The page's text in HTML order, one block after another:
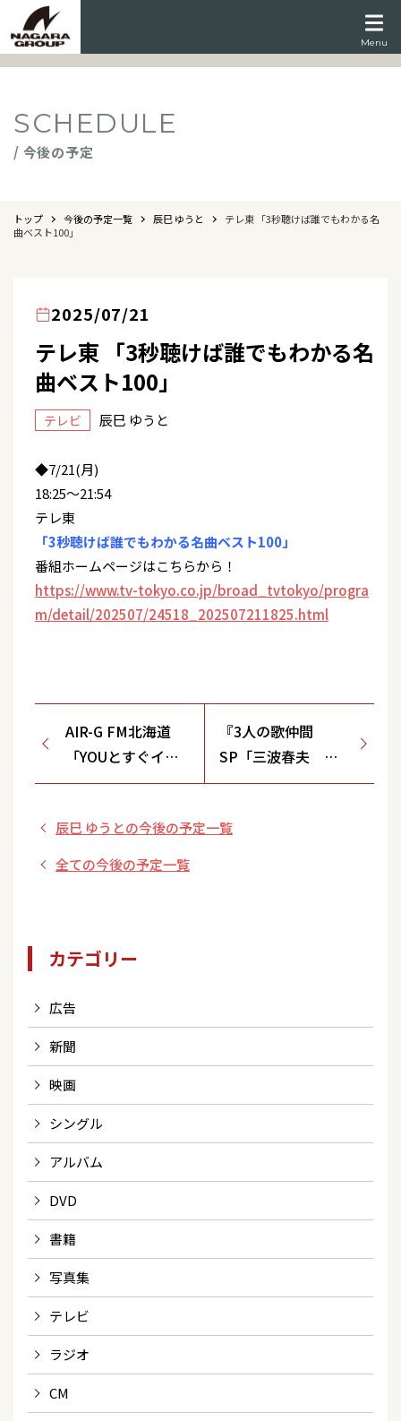
Menu
SCHEDULE
/ 今後の予定
トップ 今後の予定一覧 辰巳 ゆうと
テレ東 「3秒聴けば誰でもわかる名
曲ベスト100」
2025/07/21
テレ東 「3秒聴けば誰でもわかる名
曲ベスト100」
テレビ 辰巳 ゆうと
◆7/21(月)
18:25～21:54
テレ東
「3秒聴けば誰でもわかる名曲ベスト100」
番組ホームページはこちらから！
https://www.tv-tokyo.co.jp/broad_tvtokyo/progra
m/detail/202507/24518_202507211825.html
AIR-G FM北海道
「YOUとすぐイノ
ベーション」
『3人の歌仲間
SP「三波春夫 長
編歌謡浪曲を歌い継
辰巳 ゆうとの今後の予定一覧
全ての今後の予定一覧
カテゴリー
広告
新聞
映画
シングル
アルバム
DVD
書籍
写真集
テレビ
ラジオ
CM